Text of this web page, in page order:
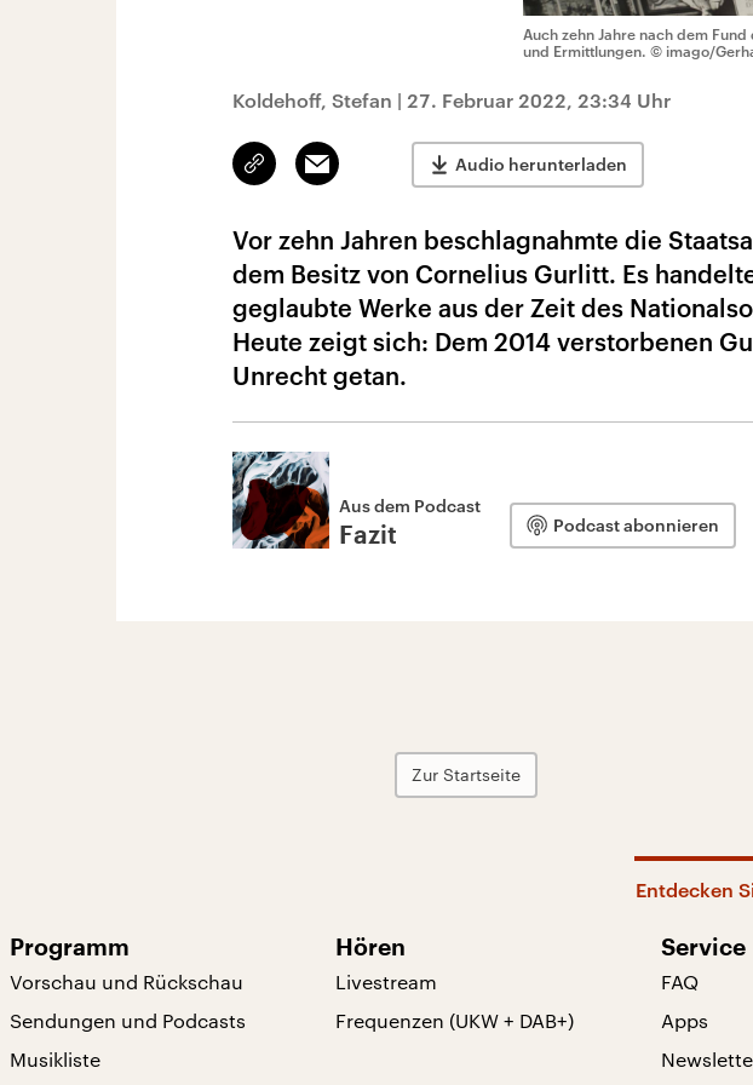
Auch zehn Jahre nach dem
und Ermittlungen. © imago/
Koldehoff, Stefan | 27. Februar 2022, 23:34 Uhr
Link
kopieren/teilen
Email Audio herunterladen
Vor zehn Jahren beschlagnahmte die
dem Besitz von Cornelius Gurlitt. Es
geglaubte Werke aus der Zeit des
Heute zeigt sich: Dem 2014 verstorbenen
Unrecht getan.
Aus dem Podcast
Fazit Podcast abonnieren
Zur Startseite
Entdecken
Programm
Vorschau und Rückschau
Sendungen und Podcasts
Musikliste
Hören
Livestream
Frequenzen (UKW + DAB+)
Service
FAQ
Apps